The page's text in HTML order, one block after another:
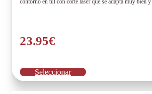
contorno en tul con corte láser que se adapta muy bien
23.95€
Seleccionar
Este
producto
tiene